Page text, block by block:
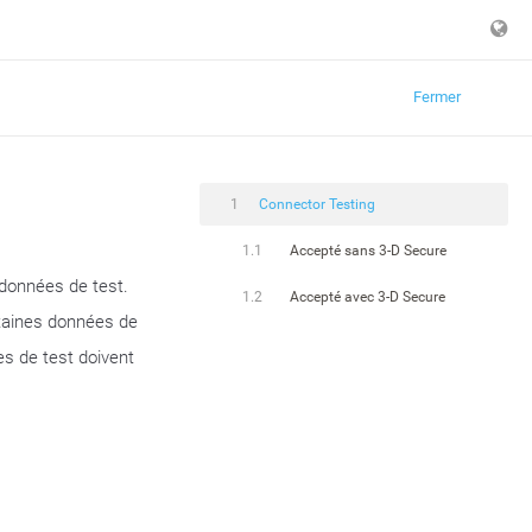
Fermer
de test.
données de
de test doivent
1 Connector Testing
1.1 Accepté sans 3-D Secure
1.2 Accepté avec 3-D Secure